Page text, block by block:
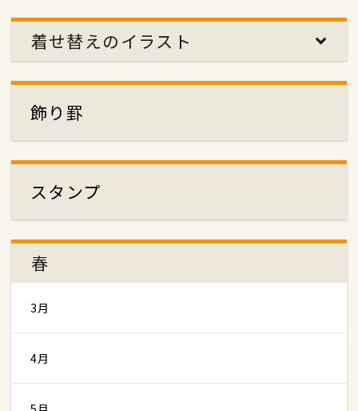
着せ替えのイラスト
飾り罫
スタンプ
春
3月
4月